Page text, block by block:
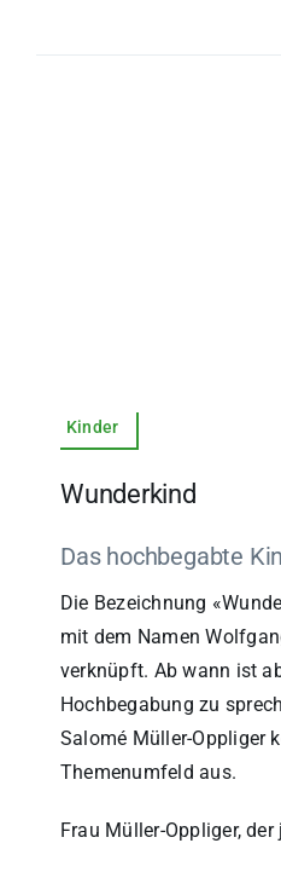
Kinder
Wunderkind
Das hochbegabte
Die Bezeichnung
mit dem Namen
verknüpft. Ab wann ist
Hochbegabung zu
Salomé Müller-Oppliger
Themenumfeld aus.
Frau Müller-Oppliger,